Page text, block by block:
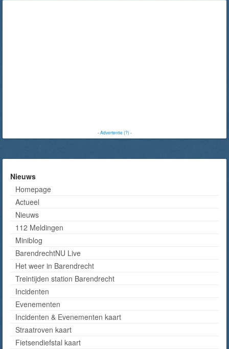
-Advertentie (?)-
Nieuws
Homepage
Actueel
Nieuws
112 Meldingen
Miniblog
BarendrechtNU Live
Het weer in Barendrecht
Treintijden station Barendrecht
Incidenten
Evenementen
Incidenten & Evenementen kaart
Straatroven kaart
Fietsendiefstal kaart